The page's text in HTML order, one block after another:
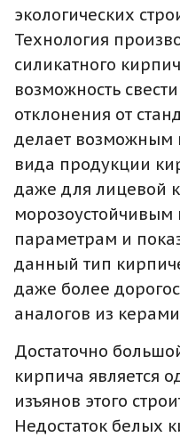
экологических
Технология
силикатного
возможность
отклонения от
делает возможным
вида продукции
даже для лицевой
параметрам и
данный тип
даже более
аналогов из
Достаточно
кирпича является
изъянов этого
Недостаток белых